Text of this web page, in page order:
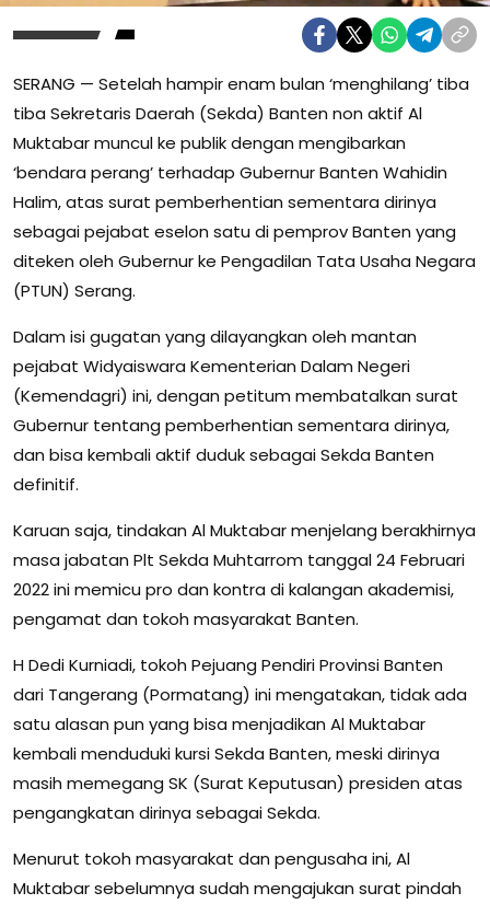
SERANG — Setelah hampir enam bulan ‘menghilang’ tiba
tiba Sekretaris Daerah (Sekda) Banten non aktif Al
Muktabar muncul ke publik dengan mengibarkan
‘bendara perang’ terhadap Gubernur Banten Wahidin
Halim, atas surat pemberhentian sementara dirinya
sebagai pejabat eselon satu di pemprov Banten yang
diteken oleh Gubernur ke Pengadilan Tata Usaha Negara
(PTUN) Serang.
Dalam isi gugatan yang dilayangkan oleh mantan
pejabat Widyaiswara Kementerian Dalam Negeri
(Kemendagri) ini, dengan petitum membatalkan surat
Gubernur tentang pemberhentian sementara dirinya,
dan bisa kembali aktif duduk sebagai Sekda Banten
definitif.
Karuan saja, tindakan Al Muktabar menjelang berakhirnya
masa jabatan Plt Sekda Muhtarrom tanggal 24 Februari
2022 ini memicu pro dan kontra di kalangan akademisi,
pengamat dan tokoh masyarakat Banten.
H Dedi Kurniadi, tokoh Pejuang Pendiri Provinsi Banten
dari Tangerang (Pormatang) ini mengatakan, tidak ada
satu alasan pun yang bisa menjadikan Al Muktabar
kembali menduduki kursi Sekda Banten, meski dirinya
masih memegang SK (Surat Keputusan) presiden atas
pengangkatan dirinya sebagai Sekda.
Menurut tokoh masyarakat dan pengusaha ini, Al
Muktabar sebelumnya sudah mengajukan surat pindah